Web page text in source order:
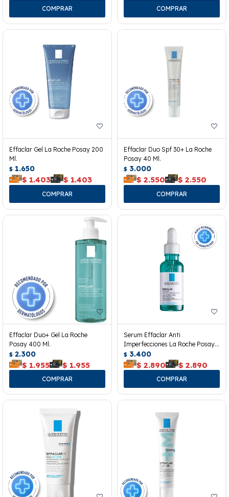
Effaclar Gel La Roche Posay 200
Ml.
$ 1.650
$ 1.403 $ 1.403
Effaclar Duo Spf 30+ La Roche
Posay 40 Ml.
$ 3.000
$ 2.550 $ 2.550
Effaclar Duo+ Gel La Roche
Posay 400 Ml.
$ 2.300
$ 1.955 $ 1.955
Serum Effaclar Anti
Imperfecciones La Roche Posay
30 Ml.
$ 3.400
$ 2.890 $ 2.890